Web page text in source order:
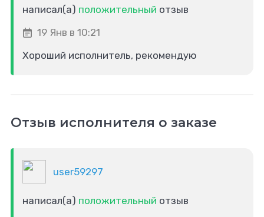
написал(а) положительный отзыв
19 Янв в 10:21
Хороший исполнитель, рекомендую
Отзыв исполнителя о заказе
user59297
написал(а) положительный отзыв